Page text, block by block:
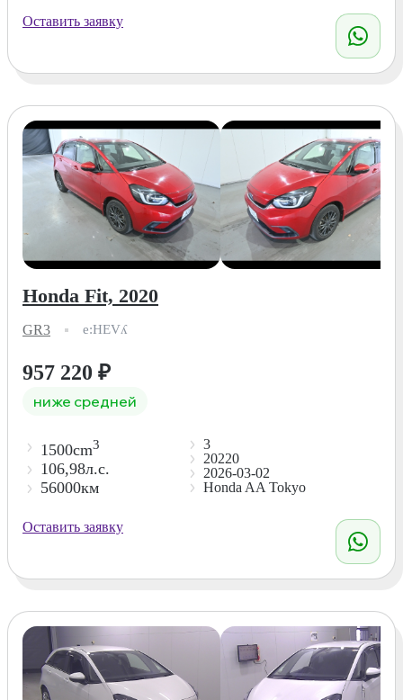
Оставить заявку
Honda Fit, 2020
GR3 e:HEVʎ
957 220 ₽
ниже средней
1500cm3
106,98л.с.
56000км
3
20220
2026-03-02
Honda AA Tokyo
Оставить заявку